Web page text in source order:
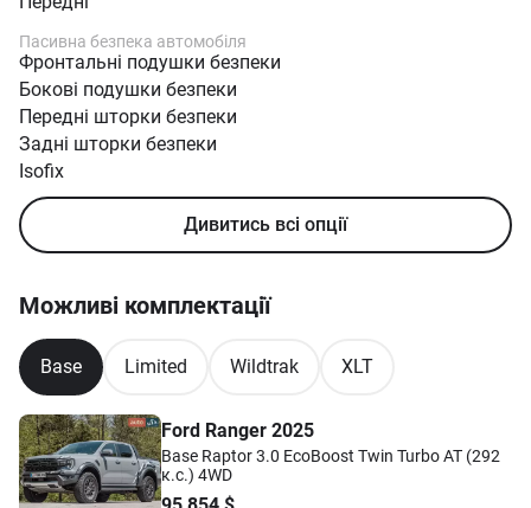
Пасивна безпека автомобіля
Фронтальні подушки безпеки
Бокові подушки безпеки
Передні шторки безпеки
Задні шторки безпеки
Isofix
Трьохточкові ремені безпеки
Дивитись всі опції
Можливі комплектації
Base Limited Wildtrak XLT
Ford Ranger 2025
Base Raptor 3.0 EcoBoost Twin Turbo AT (292
к.с.) 4WD